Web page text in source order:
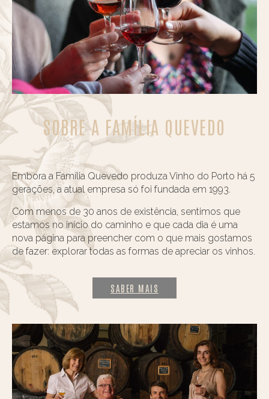
SOBRE A FAMÍLIA QUEVEDO
Embora a Família Quevedo produza Vinho do Porto há 5
gerações, a atual empresa só foi fundada em 1993.
Com menos de 30 anos de existência, sentimos que
estamos no início do caminho e que cada dia é uma
nova página para preencher com o que mais gostamos
de fazer: explorar todas as formas de apreciar os vinhos.
SABER MAIS